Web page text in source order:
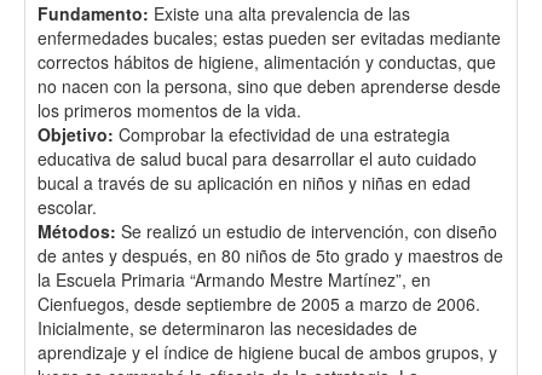
Fundamento: Existe una alta prevalencia de las
enfermedades bucales; estas pueden ser evitadas mediante
correctos hábitos de higiene, alimentación y conductas, que
no nacen con la persona, sino que deben aprenderse desde
los primeros momentos de la vida.
Objetivo: Comprobar la efectividad de una estrategia
educativa de salud bucal para desarrollar el auto cuidado
bucal a través de su aplicación en niños y niñas en edad
escolar.
Métodos: Se realizó un estudio de intervención, con diseño
de antes y después, en 80 niños de 5to grado y maestros de
la Escuela Primaria “Armando Mestre Martínez”, en
Cienfuegos, desde septiembre de 2005 a marzo de 2006.
Inicialmente, se determinaron las necesidades de
aprendizaje y el índice de higiene bucal de ambos grupos, y